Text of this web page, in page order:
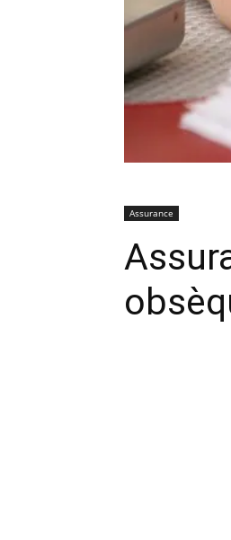
Assurance